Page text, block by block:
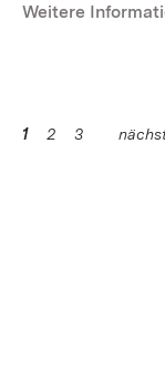
Weitere
1 2 3